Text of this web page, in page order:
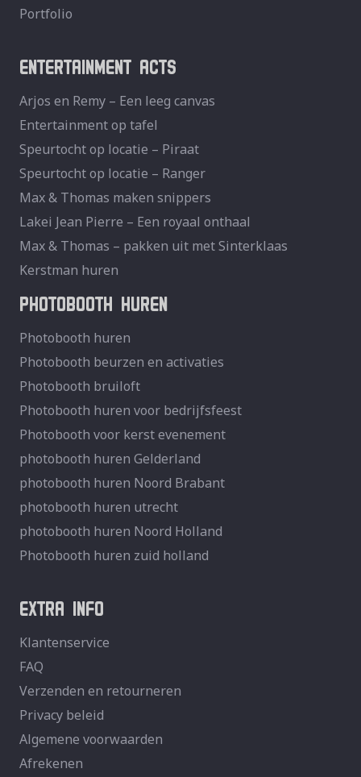
Portfolio
ENTERTAINMENT ACTS
Arjos en Remy – Een leeg canvas
Entertainment op tafel
Speurtocht op locatie – Piraat
Speurtocht op locatie – Ranger
Max & Thomas maken snippers
Lakei Jean Pierre – Een royaal onthaal
Max & Thomas – pakken uit met Sinterklaas
Kerstman huren
PHOTOBOOTH HUREN
Photobooth huren
Photobooth beurzen en activaties
Photobooth bruiloft
Photobooth huren voor bedrijfsfeest
Photobooth voor kerst evenement
photobooth huren Gelderland
photobooth huren Noord Brabant
photobooth huren utrecht
photobooth huren Noord Holland
Photobooth huren zuid holland
EXTRA INFO
Klantenservice
FAQ
Verzenden en retourneren
Privacy beleid
Algemene voorwaarden
Afrekenen